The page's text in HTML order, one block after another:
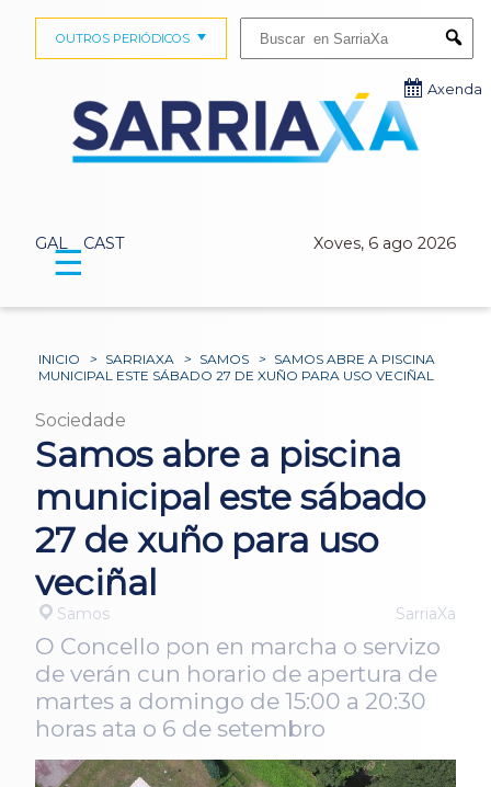
GAL CAST Xoves, 6 ago 2026
OUTROS PERIÓDICOS
Axenda
☰
INICIO > SARRIAXA > SAMOS > SAMOS ABRE A PISCINA
MUNICIPAL ESTE SÁBADO 27 DE XUÑO PARA USO VECIÑAL
Sociedade
Samos abre a piscina
municipal este sábado
27 de xuño para uso
veciñal
Samos SarriaXa
O Concello pon en marcha o servizo
de verán cun horario de apertura de
martes a domingo de 15:00 a 20:30
horas ata o 6 de setembro